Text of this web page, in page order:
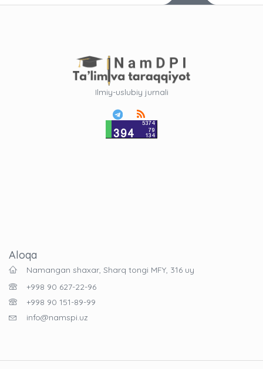
Ilmiy-uslubiy jurnali
Aloqa
Namangan shaxar, Sharq tongi MFY, 316 uy
+998 90 627-22-96
+998 90 151-89-99
info@namspi.uz